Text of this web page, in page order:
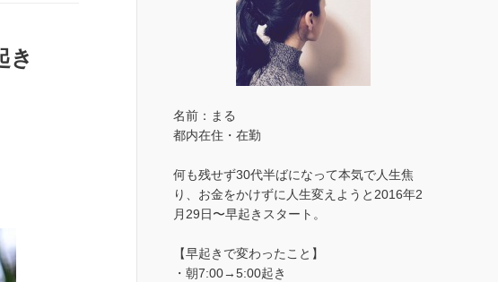
き
名前：まる
都内在住・在勤
何も残せず30代半ばになって本気で人生焦
り、お金をかけずに人生変えようと2016年2
月29日〜早起きスタート。
【早起きで変わったこと】
・朝7:00→5:00起き